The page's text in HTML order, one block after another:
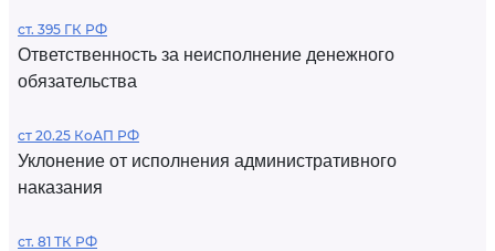
ст. 395 ГК РФ
Ответственность за неисполнение денежного
обязательства
ст 20.25 КоАП РФ
Уклонение от исполнения административного
наказания
ст. 81 ТК РФ